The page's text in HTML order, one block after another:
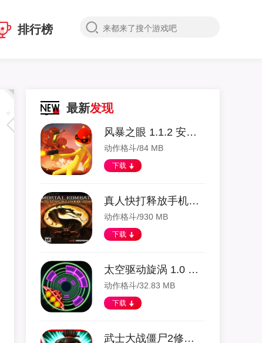
排行榜
最新发现
风暴之眼 1.1.2 安卓版
动作格斗/84 MB
下载
真人快打释放手机版 2021.12.03.17 安卓版
动作格斗/930 MB
下载
太空驱动旋涡 1.0 安卓版
动作格斗/32.83 MB
下载
武士大战僵尸2修改版 2.1.0 安卓版